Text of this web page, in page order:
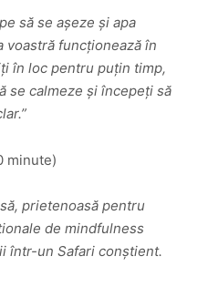
să se așeze și apa
voastră funcționează în
în loc pentru puțin timp,
se calmeze și începeți să
minute)
prietenoasă pentru
de mindfulness
într-un Safari conștient.